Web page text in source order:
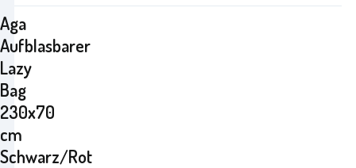
Aga
Aufblasbarer
Lazy
Bag
230x70
cm
Schwarz/Rot